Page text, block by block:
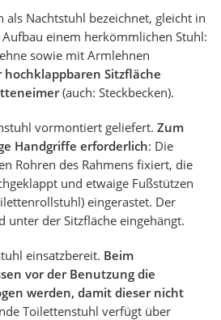
als Nachtstuhl bezeichnet, gleicht in
einem herkömmlichen Stuhl:
sowie mit Armlehnen
hochklappbaren Sitzfläche
(auch: Steckbecken).
vormontiert geliefert. Zum
Handgriffe erforderlich: Die
Rohren des Rahmens fixiert, die
und etwaige Fußstützen
eingerastet. Der
unter der Sitzfläche eingehängt.
einsatzbereit. Beim
vor der Benutzung die
werden, damit dieser nicht
Toilettenstuhl verfügt über